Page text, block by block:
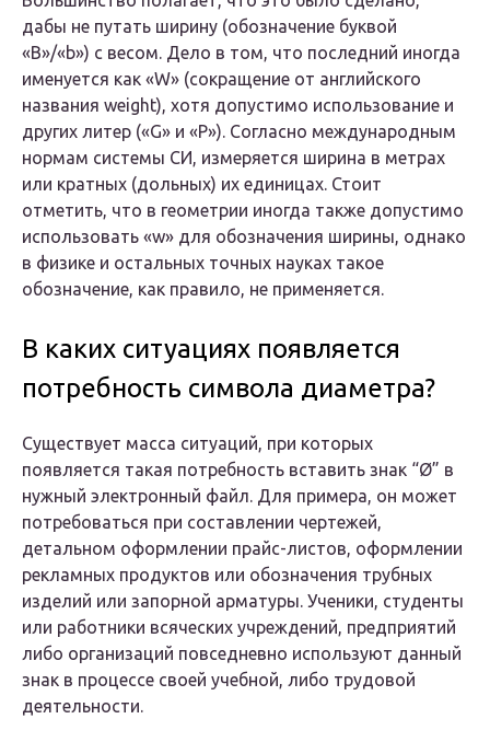
дабы не путать ширину (обозначение буквой
«B»/«b») с весом. Дело в том, что последний иногда
именуется как «W» (сокращение от английского
названия weight), хотя допустимо использование и
других литер («G» и «Р»). Согласно международным
нормам системы СИ, измеряется ширина в метрах
или кратных (дольных) их единицах. Стоит
отметить, что в геометрии иногда также допустимо
использовать «w» для обозначения ширины, однако
в физике и остальных точных науках такое
обозначение, как правило, не применяется.
В каких ситуациях появляется
потребность символа диаметра?
Существует масса ситуаций, при которых
появляется такая потребность вставить знак “Ø” в
нужный электронный файл. Для примера, он может
потребоваться при составлении чертежей,
детальном оформлении прайс-листов, оформлении
рекламных продуктов или обозначения трубных
изделий или запорной арматуры. Ученики, студенты
или работники всяческих учреждений, предприятий
либо организаций повседневно используют данный
знак в процессе своей учебной, либо трудовой
деятельности.